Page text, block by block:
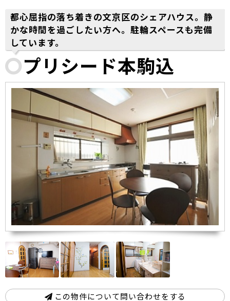
都心屈指の落ち着きの文京区のシェアハウス。静
かな時間を過ごしたい方へ。駐輪スペースも完備
しています。
プリシード本駒込
この物件について問い合わせをする